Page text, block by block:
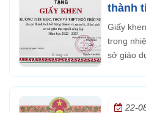
thành
vụ
giáo
năm
Giấy
trong
sở giáo
22-